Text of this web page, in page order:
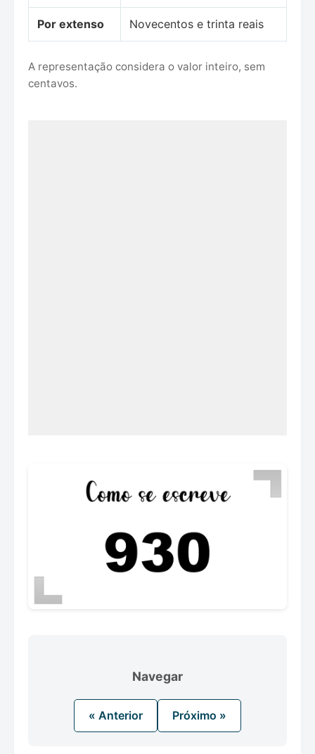
Por extenso Novecentos e trinta reais
A representação considera o valor inteiro, sem
centavos.
Navegar
« Anterior Próximo »